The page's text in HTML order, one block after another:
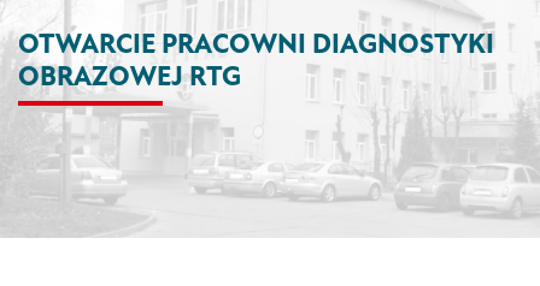
Ostródzie
OTWARCIE PRACOWNI DIAGNOSTYKI
OBRAZOWEJ RTG